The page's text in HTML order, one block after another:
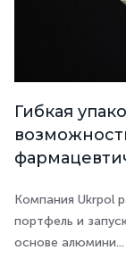
Гибкая
Компания Ukrpol
портфель и
основе алюмини...